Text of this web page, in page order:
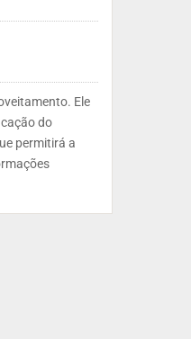
Ele
do
permitirá a